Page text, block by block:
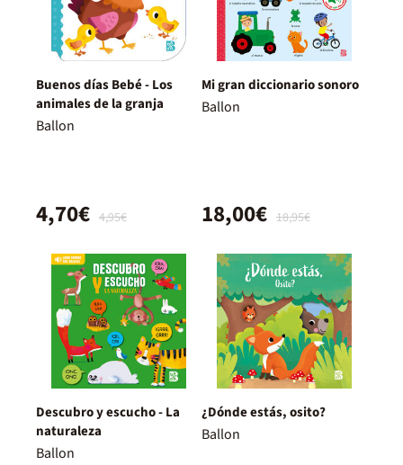
Buenos días Bebé - Los
animales de la granja
Ballon
4,95€
4,70€
Mi gran diccionario sonoro
Ballon
18,95€
18,00€
Descubro y escucho - La
naturaleza
Ballon
¿Dónde estás, osito?
Ballon